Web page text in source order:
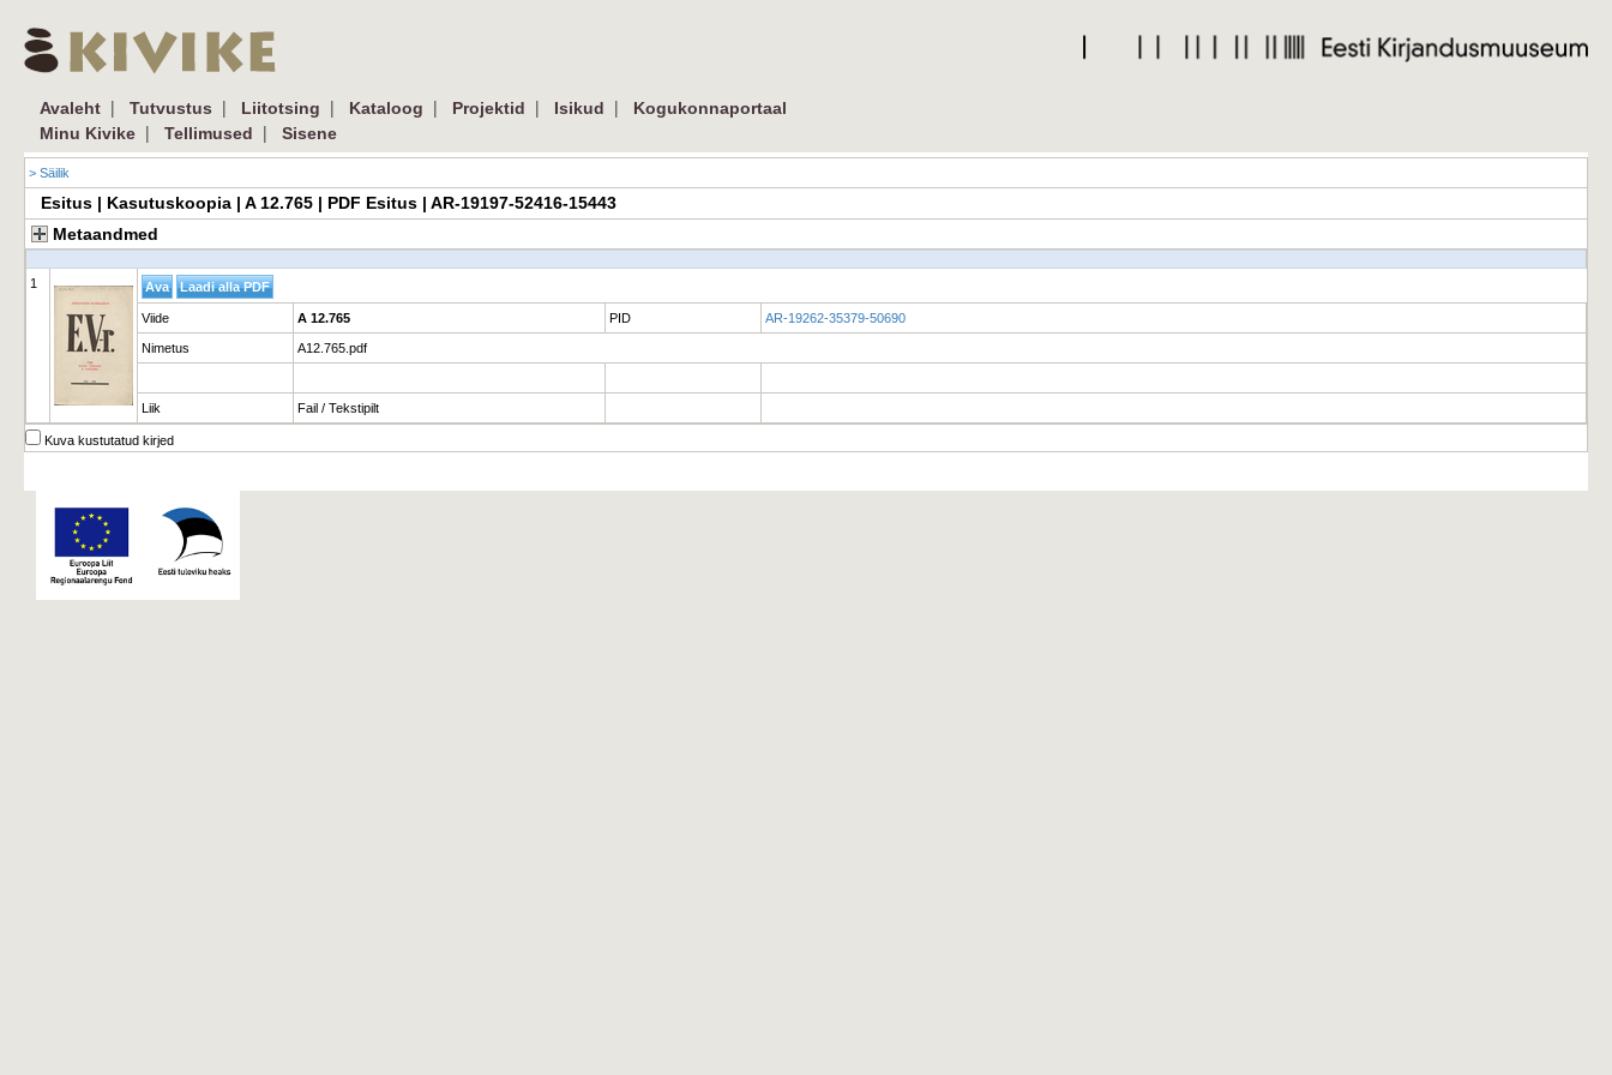
Avaleht | Tutvustus | Liitotsing | Kataloog | Projektid | Isikud |
Kogukonnaportaal
Minu Kivike | Tellimused | Sisene
> Säilik
Esitus | Kasutuskoopia | A 12.765 | PDF Esitus | AR-19197-52416-15443
Metaandmed
1
Viide A 12.765 PID AR-19262-35379-50690
Nimetus A12.765.pdf
Liik Fail / Tekstipilt
Kuva kustutatud kirjed